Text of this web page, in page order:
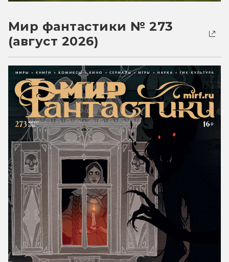
Мир фантастики № 273
(август 2026)